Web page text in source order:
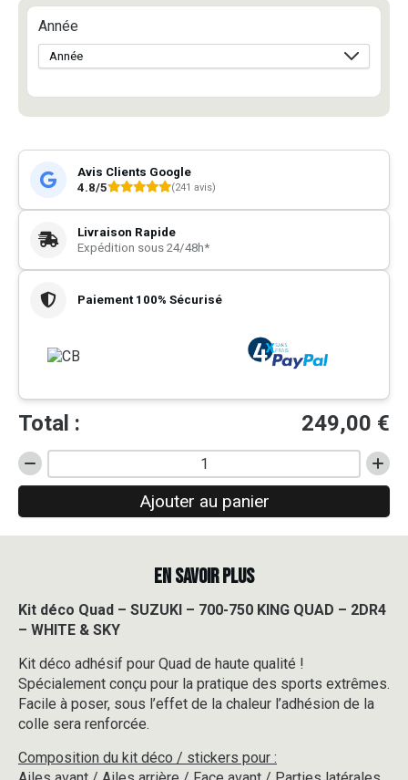
Année
Avis Clients Google
4.8/5
(241 avis)
Livraison Rapide
Expédition sous 24/48h*
Paiement 100% Sécurisé
Total : 249,00 €
quantité
de
déco
Quad
700-
750
QUAD
-
2DR4
-
WHITE
&
SKY
Ajouter au panier
EN SAVOIR PLUS
Kit déco Quad – SUZUKI – 700-750 KING QUAD – 2DR4
– WHITE & SKY
Kit déco adhésif pour Quad de haute qualité !
Spécialement conçu pour la pratique des sports extrêmes.
Facile à poser, sous l’effet de la chaleur l’adhésion de la
colle sera renforcée.
Composition du kit déco / stickers pour :